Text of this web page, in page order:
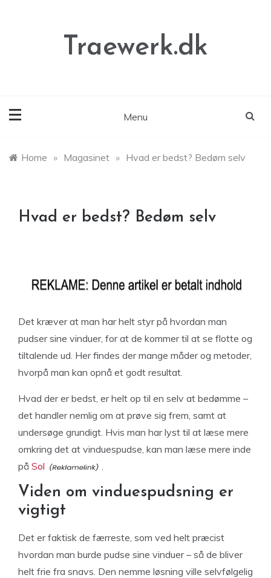
Traewerk.dk
Menu
Home » Magasinet » Hvad er bedst? Bedøm selv
Hvad er bedst? Bedøm selv
Det kræver at man har helt styr på hvordan man
pudser sine vinduer, for at de kommer til at se flotte og
tiltalende ud. Her findes der mange måder og metoder,
hvorpå man kan opnå et godt resultat.
Hvad der er bedst, er helt op til en selv at bedømme –
det handler nemlig om at prøve sig frem, samt at
undersøge grundigt. Hvis man har lyst til at læse mere
omkring det at vinduespudse, kan man læse mere inde
på Sol .
Viden om vinduespudsning er
vigtigt
Det er faktisk de færreste, som ved helt præcist
hvordan man burde pudse sine vinduer – så de bliver
helt frie fra snavs. Den nemme løsning ville selvfølgelig